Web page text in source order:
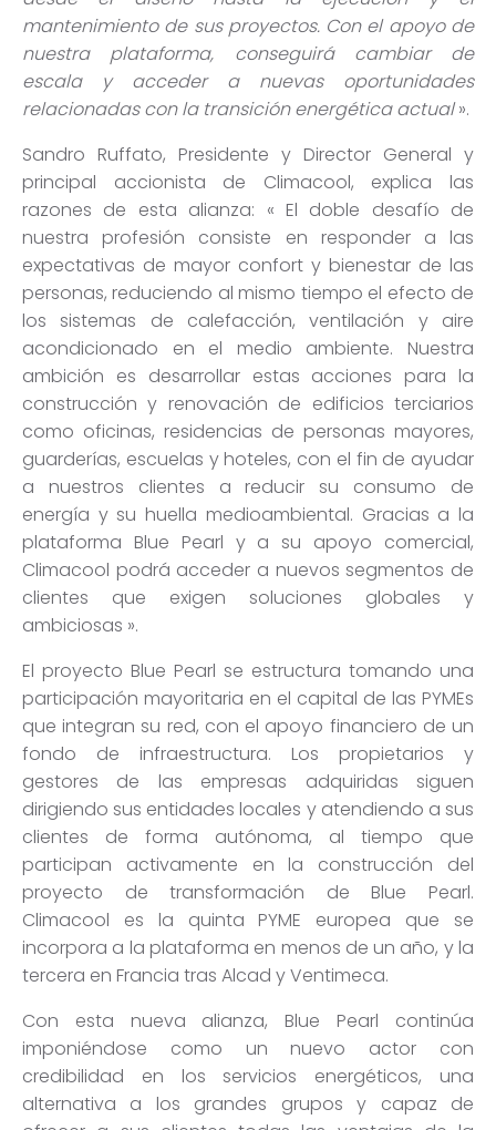
mantenimiento de sus proyectos. Con el apoyo de
nuestra plataforma, conseguirá cambiar de
escala y acceder a nuevas oportunidades
relacionadas con la transición energética actual».
Sandro Ruffato, Presidente y Director General y
principal accionista de Climacool, explica las
razones de esta alianza: « El doble desafío de
nuestra profesión consiste en responder a las
expectativas de mayor confort y bienestar de las
personas, reduciendo al mismo tiempo el efecto de
los sistemas de calefacción, ventilación y aire
acondicionado en el medio ambiente. Nuestra
ambición es desarrollar estas acciones para la
construcción y renovación de edificios terciarios
como oficinas, residencias de personas mayores,
guarderías, escuelas y hoteles, con el fin de ayudar
a nuestros clientes a reducir su consumo de
energía y su huella medioambiental. Gracias a la
plataforma Blue Pearl y a su apoyo comercial,
Climacool podrá acceder a nuevos segmentos de
clientes que exigen soluciones globales y
ambiciosas ».
El proyecto Blue Pearl se estructura tomando una
participación mayoritaria en el capital de las PYMEs
que integran su red, con el apoyo financiero de un
fondo de infraestructura. Los propietarios y
gestores de las empresas adquiridas siguen
dirigiendo sus entidades locales y atendiendo a sus
clientes de forma autónoma, al tiempo que
participan activamente en la construcción del
proyecto de transformación de Blue Pearl.
Climacool es la quinta PYME europea que se
incorpora a la plataforma en menos de un año, y la
tercera en Francia tras Alcad y Ventimeca.
Con esta nueva alianza, Blue Pearl continúa
imponiéndose como un nuevo actor con
credibilidad en los servicios energéticos, una
alternativa a los grandes grupos y capaz de